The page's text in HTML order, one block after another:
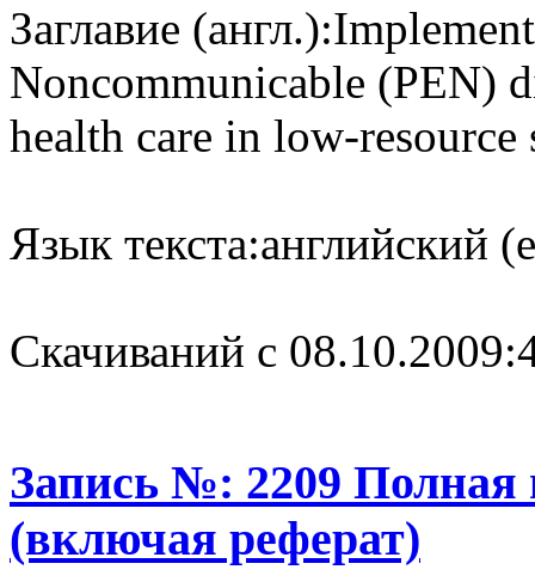
Заглавие (англ.):
Noncommunicable (PEN)
health care in low-resource
Язык текста:английский
Cкачиваний с 08.10.2009:
Запись №: 2209 Полная
(включая реферат)